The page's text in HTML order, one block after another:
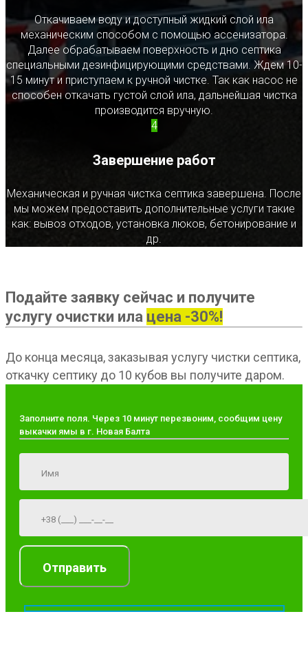
Откачиваем воду и доступный жидкий слой ила
механическим способом с помощью ассенизатора.
Далее обрабатываем поверхность и дно септика
специальными дезинфицирующими средствами. Ждем 10-
15 минут и приступаем к ручной чистке. Так как насос не
способен откачать густой слой ила, дальнейшая чистка
производится вручную.
4
Завершение работ
Механическая и ручная чистка септика завершена. После
мы можем предоставить дополнительные услуги такие
как: вывоз отходов, установка люков, бетонирование и
др.
Подайте заявку сейчас и получите
услугу очистки ила цена -30%!
До конца месяца, заказывая услугу чистки септика,
откачку септику до 10 кубов вы получите даром.
Заполните поля. Через 10 минут перезвоним, сообщим цену
выкачки ямы в г. Новая Балта